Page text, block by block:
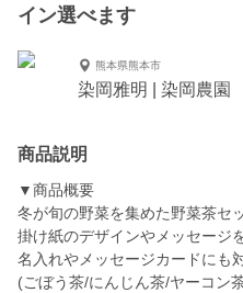
イン選べます
熊本県熊本市
染岡雅明 | 染岡農園
商品説明
▼商品概要
冬が旬の野菜を集めた野菜茶セ
掛け紙のデザインやメッセージ
名入れやメッセージカードにも対
(ごぼう茶/にんじん茶/ヤーコン